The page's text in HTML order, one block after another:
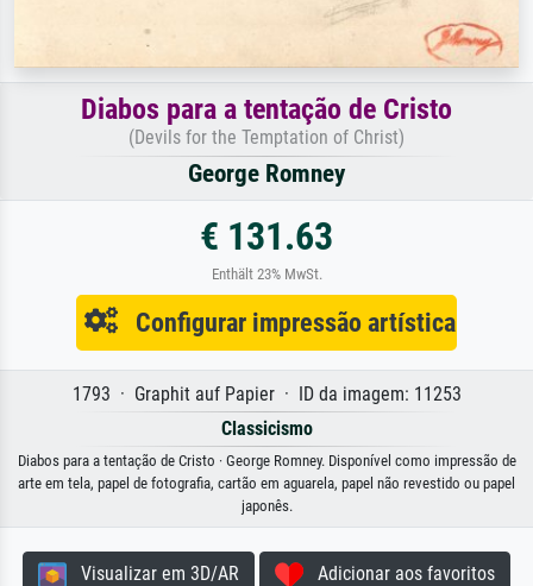
Diabos para a tentação de Cristo
(Devils for the Temptation of Christ)
George Romney
€ 131.63
Enthält 23% MwSt.
Configurar impressão artística
1793 · Graphit auf Papier · ID da imagem: 11253
Classicismo
Diabos para a tentação de Cristo · George Romney. Disponível como impressão de
arte em tela, papel de fotografia, cartão em aguarela, papel não revestido ou papel
japonês.
Visualizar em 3D/AR Adicionar aos favoritos